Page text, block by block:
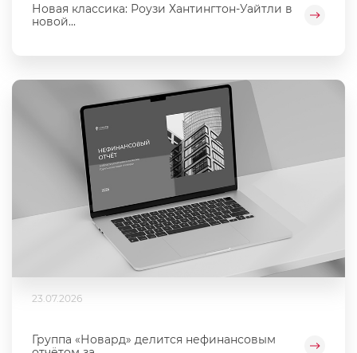
Новая классика: Роузи Хантингтон-Уайтли в
новой...
23.07.2026
Группа «Новард» делится нефинансовым